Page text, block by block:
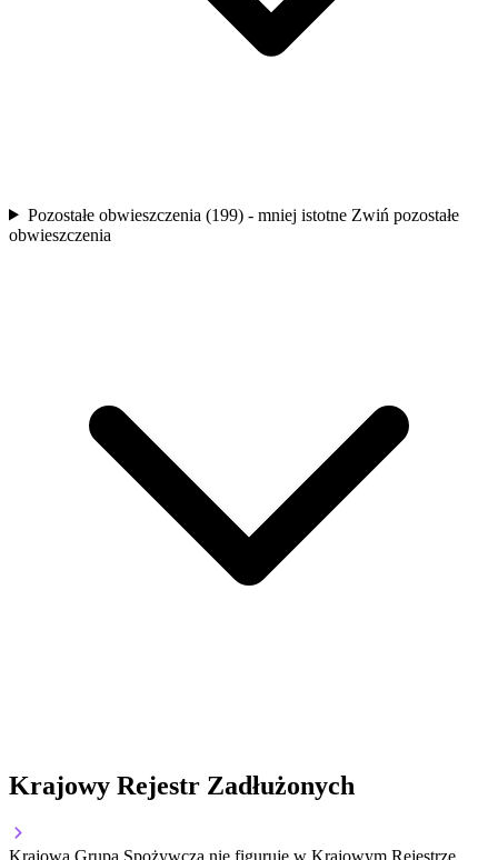
Pozostałe obwieszczenia (199) - mniej istotne Zwiń pozostałe
obwieszczenia
Krajowy Rejestr Zadłużonych